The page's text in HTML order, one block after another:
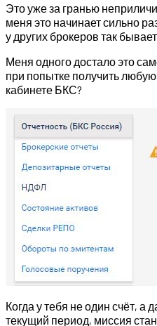
Это уже за гранью
меня это начинает сильно
у других брокеров так
Меня одного достало это
при попытке получить
кабинете БКС?
Когда у тебя не один счёт, а
текущий период, миссия